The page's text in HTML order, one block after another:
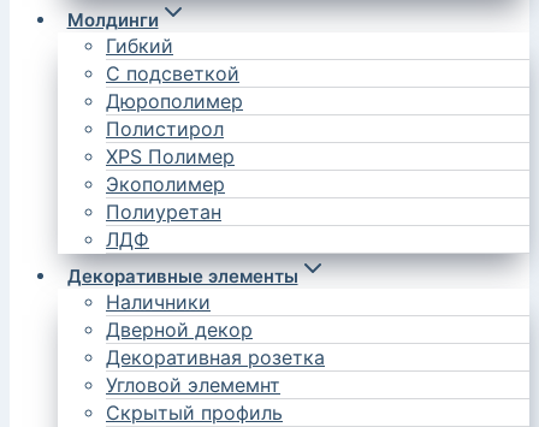
Молдинги
Гибкий
С подсветкой
Дюрополимер
Полистирол
XPS Полимер
Экополимер
Полиуретан
ЛДФ
Декоративные элементы
Наличники
Дверной декор
Декоративная розетка
Угловой элемемнт
Скрытый профиль